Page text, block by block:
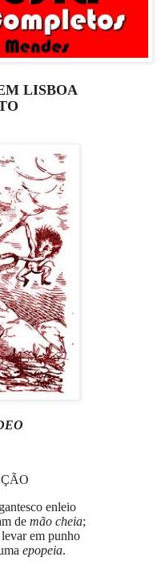
LISBOA
enleio
de mão cheia;
em punho
epopeia.